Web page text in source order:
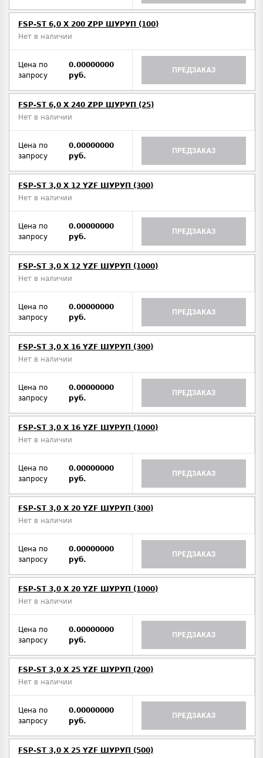
FSP-ST 6,0 X 200 ZPP ШУРУП (100)
Нет в наличии
Цена по
запросу
0.00000000
руб.
ПРЕДЗАКАЗ
FSP-ST 6,0 X 240 ZPP ШУРУП (25)
Нет в наличии
Цена по
запросу
0.00000000
руб.
ПРЕДЗАКАЗ
FSP-ST 3,0 X 12 YZF ШУРУП (300)
Нет в наличии
Цена по
запросу
0.00000000
руб.
ПРЕДЗАКАЗ
FSP-ST 3,0 X 12 YZF ШУРУП (1000)
Нет в наличии
Цена по
запросу
0.00000000
руб.
ПРЕДЗАКАЗ
FSP-ST 3,0 X 16 YZF ШУРУП (300)
Нет в наличии
Цена по
запросу
0.00000000
руб.
ПРЕДЗАКАЗ
FSP-ST 3,0 X 16 YZF ШУРУП (1000)
Нет в наличии
Цена по
запросу
0.00000000
руб.
ПРЕДЗАКАЗ
FSP-ST 3,0 X 20 YZF ШУРУП (300)
Нет в наличии
Цена по
запросу
0.00000000
руб.
ПРЕДЗАКАЗ
FSP-ST 3,0 X 20 YZF ШУРУП (1000)
Нет в наличии
Цена по
запросу
0.00000000
руб.
ПРЕДЗАКАЗ
FSP-ST 3,0 X 25 YZF ШУРУП (200)
Нет в наличии
Цена по
запросу
0.00000000
руб.
ПРЕДЗАКАЗ
FSP-ST 3,0 X 25 YZF ШУРУП (500)